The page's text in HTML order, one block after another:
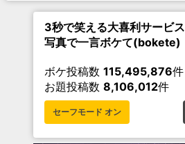
3秒で笑える大喜利サービス
写真で一言ボケて(bokete)
ボケ投稿数 115,495,876件
お題投稿数 8,106,012件
セーフモード オン